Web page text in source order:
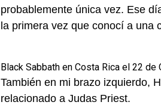
probablemente única vez. Ese
la primera vez que conocí a una
Black Sabbath en Costa Rica el 22
También en mi brazo izquierdo,
relacionado a Judas Priest.